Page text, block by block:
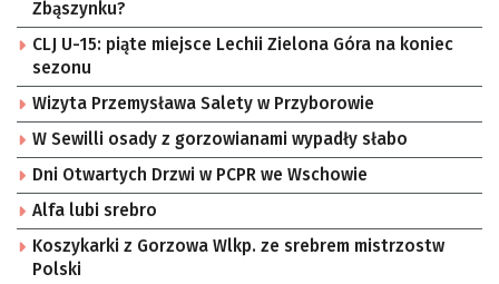
Zbąszynku?
CLJ U-15: piąte miejsce Lechii Zielona Góra na koniec
sezonu
Wizyta Przemysława Salety w Przyborowie
W Sewilli osady z gorzowianami wypadły słabo
Dni Otwartych Drzwi w PCPR we Wschowie
Alfa lubi srebro
Koszykarki z Gorzowa Wlkp. ze srebrem mistrzostw
Polski